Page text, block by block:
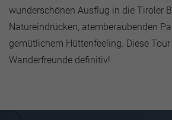
wunderschönen Ausflug in die Tiroler
Natureindrücken, atemberaubenden
gemütlichem Hüttenfeeling. Diese
Wanderfreunde definitiv!